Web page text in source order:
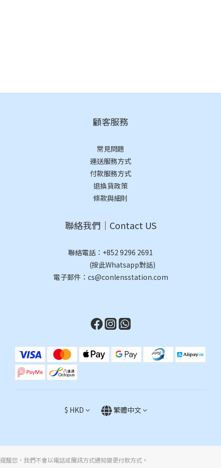
顧客服務
常見問題
運送服務方式
付款服務方式
退換貨政策
條款與細則
聯絡我們｜Contact US
聯絡電話： +852 9296 2691
(按此Whatsapp對話)
電子郵件：cs@conlensstation.com
$ HKD 繁體中文
提醒您，我們不會以電話或簡訊方式通知變更付款方式。